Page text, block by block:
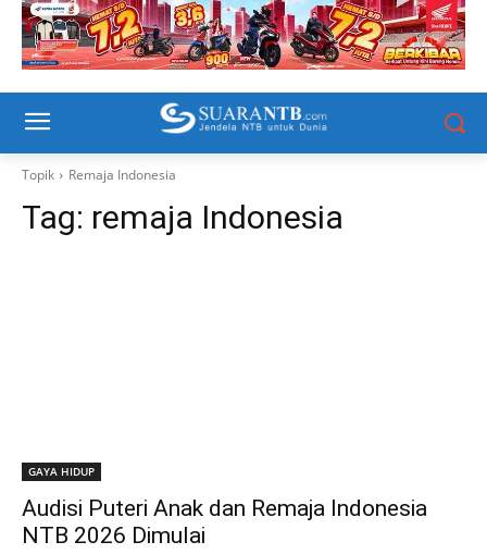
Topik Remaja Indonesia
Tag: remaja Indonesia
GAYA HIDUP
Audisi Puteri Anak dan Remaja Indonesia
NTB 2026 Dimulai